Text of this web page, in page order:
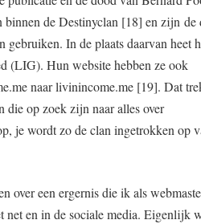
binnen de Destinyclan [18] en zijn de
gebruiken. In de plaats daarvan heet
(LIG). Hun website hebben ze ook
naar livinincome.me [19]. Dat
die op zoek zijn naar alles over
je wordt zo de clan ingetrokken op
over een ergernis die ik als
net en in de sociale media. Eigenlijk